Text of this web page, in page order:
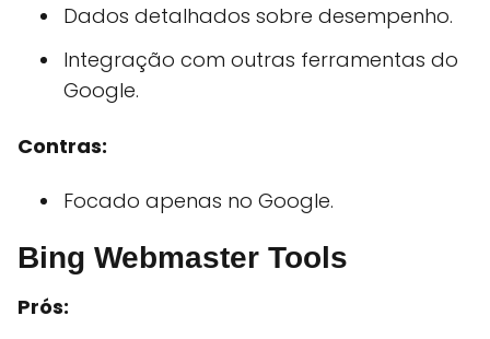
Dados detalhados sobre desempenho.
Integração com outras ferramentas do
Google.
Contras:
Focado apenas no Google.
Bing Webmaster Tools
Prós: